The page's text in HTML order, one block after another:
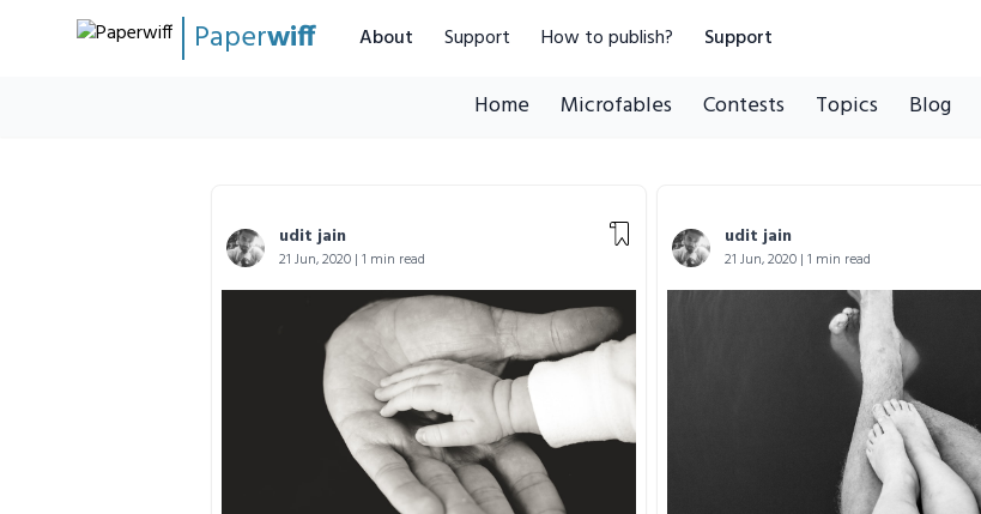
Paperwiff About Support How to publish? Support
Home Microfables Contests Topics Blog
udit jain
21 Jun, 2020 | 1 min read
udit jain
21 Jun, 2020 | 1 min read